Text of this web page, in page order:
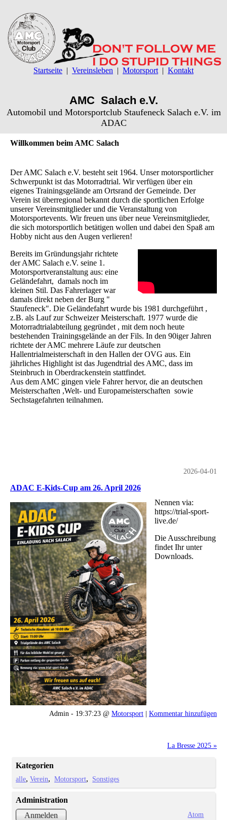
Startseite Vereinsleben Motorsport Kontakt
AMC Salach e.V.
Automobil und Motorsportclub Staufeneck Salach e.V. im
ADAC
Willkommen beim AMC Salach
Der AMC Salach e.V. besteht seit 1964. Unser motorsportlicher
Schwerpunkt ist das Motorradtrial. Wir verfügen über ein
eigenes Trainingsgelände am Ortsrand der Gemeinde. Der
Verein ist überregional bekannt durch die sportlichen Erfolge
unserer Vereinsmitglieder und die Veranstaltung von
Motorsportevents. Wir freuen uns über neue Vereinsmitglieder,
die sich motorsportlich betätigen wollen und dabei den Spaß am
Hobby nicht aus den Augen verlieren!
Bereits im Gründungsjahr richtete
der AMC Salach e.V. seine 1.
Motorsportveranstaltung aus: eine
Geländefahrt, damals noch im
kleinen Stil. Das Fahrerlager war
damals direkt neben der Burg "
Staufeneck". Die Geländefahrt wurde bis 1981 durchgeführt ,
z.B. als Lauf zur Schweizer Meisterschaft. 1977 wurde die
Motorradtrialabteilung gegründet , mit dem noch heute
bestehenden Trainingsgelände an der Fils. In den 90iger Jahren
richtete der AMC mehrere Läufe zur deutschen
Hallentrialmeisterschaft in den Hallen der OVG aus. Ein
jährliches Highlight ist das Jugendtrial des AMC, dass im
Steinbruch in Oberdrackenstein stattfindet.
Aus dem AMC gingen viele Fahrer hervor, die an deutschen
Meisterschaften ,Welt- und Europameisterschaften sowie
Sechstagefahrten teilnahmen.
2026-04-01
ADAC E-Kids-Cup am 26. April 2026
Nennen via:
https://trial-sport-
live.de/
Die Ausschreibung
findet Ihr unter
Downloads.
Admin - 19:37:23 @ Motorsport | Kommentar hinzufügen
La Bresse 2025 »
Kategorien
alle Verein Motorsport Sonstiges
Administration
Anmelden
Atom